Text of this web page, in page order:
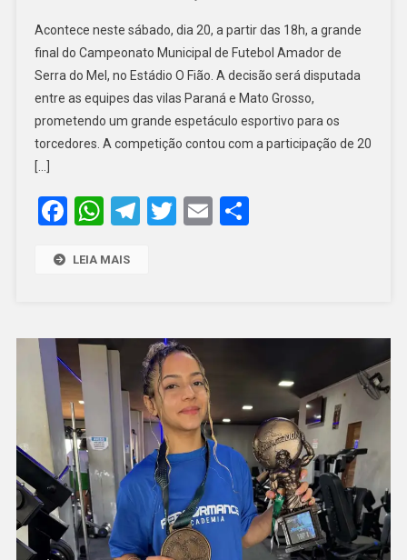
DO
CAMPEONATO
MUNICIPAL
EMOÇÃO
E
Acontece neste sábado, dia 20, a partir das 18h, a grande
final do Campeonato Municipal de Futebol Amador de
Serra do Mel, no Estádio O Fião. A decisão será disputada
entre as equipes das vilas Paraná e Mato Grosso,
prometendo um grande espetáculo esportivo para os
torcedores. A competição contou com a participação de 20
[…]
Facebook
WhatsApp
Telegram
Twitter
EmailShare
LEIA MAIS